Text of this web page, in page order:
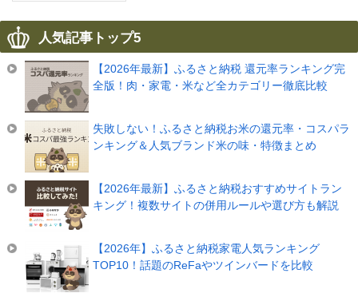
人気記事トップ5
【2026年最新】ふるさと納税 還元率ランキング完
全版！肉・家電・米など全カテゴリー徹底比較
失敗しない！ふるさと納税お米の還元率・コスパラ
ンキング＆人気ブランド米の味・特徴まとめ
【2026年最新】ふるさと納税おすすめサイトラン
キング！複数サイトの併用ルールや選び方も解説
【2026年】ふるさと納税家電人気ランキング
TOP10！話題のReFaやツインバードを比較